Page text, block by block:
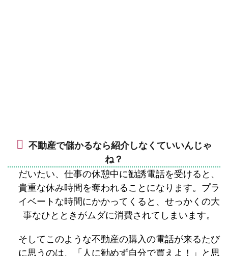
不動産で儲かるなら紹介しなくていいんじゃ
ね？
だいたい、仕事の休憩中に勧誘電話を受けると、
貴重な休み時間を奪われることになります。プラ
イベートな時間にかかってくると、せっかくの大
事なひとときがムダに消費されてしまいます。
そしてこのような不動産の購入の電話が来るたび
に思うのは、「人に勧めず自分で買えよ！」と思